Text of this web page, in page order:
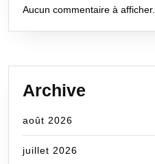
Aucun commentaire à afficher.
Archive
août 2026
juillet 2026